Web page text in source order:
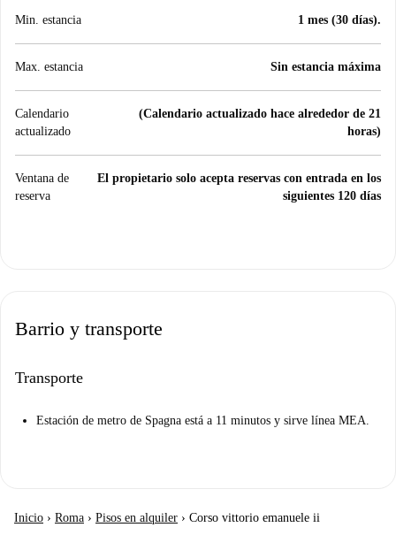
Min. estancia 1 mes (30 días).
Max. estancia Sin estancia máxima
Calendario
actualizado
(Calendario actualizado hace alrededor de 21
horas)
Ventana de
reserva
El propietario solo acepta reservas con entrada en los
siguientes 120 días
Barrio y transporte
Transporte
Estación de metro de Spagna está a 11 minutos y sirve línea MEA.
Inicio › Roma › Pisos en alquiler › Corso vittorio emanuele ii